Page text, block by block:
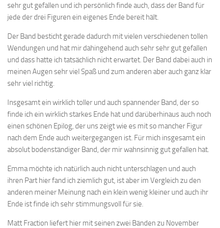
sehr gut gefallen und ich persönlich finde auch, dass der Band für
jede der drei Figuren ein eigenes Ende bereit hält.
Der Band besticht gerade dadurch mit vielen verschiedenen tollen
Wendungen und hat mir dahingehend auch sehr sehr gut gefallen
und dass hatte ich tatsächlich nicht erwartet. Der Band dabei auch in
meinen Augen sehr viel Spaß und zum anderen aber auch ganz klar
sehr viel richtig.
Insgesamt ein wirklich toller und auch spannender Band, der so
finde ich ein wirklich starkes Ende hat und darüberhinaus auch noch
einen schönen Epilog, der uns zeigt wie es mit so mancher Figur
nach dem Ende auch weitergegangen ist. Für mich insgesamt ein
absolut bodenständiger Band, der mir wahnsinnig gut gefallen hat.
Emma möchte ich natürlich auch nicht unterschlagen und auch
ihren Part hier fand ich ziemlich gut, ist aber im Vergleich zu den
anderen meiner Meinung nach ein klein wenig kleiner und auch ihr
Ende ist finde ich sehr stimmungsvoll für sie.
Matt Fraction liefert hier mit seinen zwei Bänden zu November